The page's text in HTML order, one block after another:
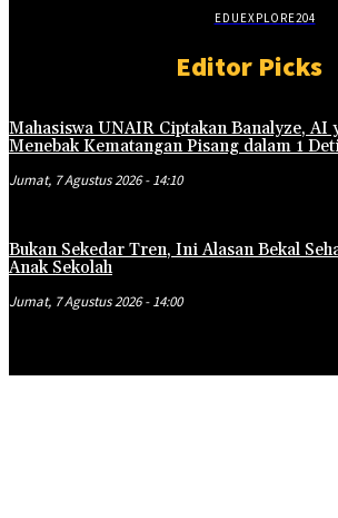
EDUEXPLORE204
Editor Picks
Mahasiswa UNAIR Ciptakan Banalyze, AI
Menebak Kematangan Pisang dalam 1
Jumat, 7 Agustus 2026 - 14:10
Bukan Sekedar Tren, Ini Alasan Bekal
Anak Sekolah
Jumat, 7 Agustus 2026 - 14:00